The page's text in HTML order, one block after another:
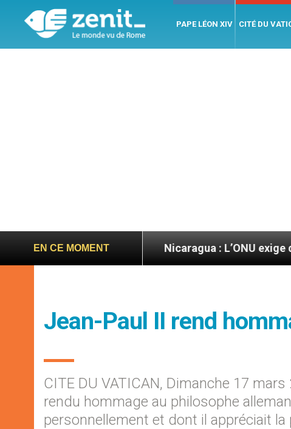
PAPE LÉON XIV CITÉ DU
EN CE MOMENT
go ! » Nicaragua : L’ONU exige des
Jean-Paul II rend
CITE DU VATICAN, Dimanche 17
rendu hommage au philosophe
personnellement et dont il appréciait